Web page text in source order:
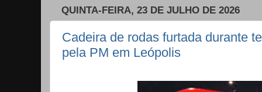
QUINTA-FEIRA, 23 DE JULHO DE 2026
Cadeira de rodas furtada durante
pela PM em Leópolis